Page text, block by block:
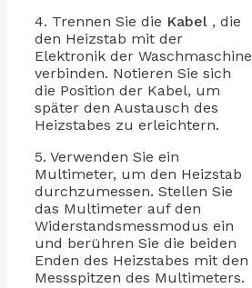
4. Trennen Sie die Kabel , die
den Heizstab mit der
Elektronik der Waschmaschine
verbinden. Notieren Sie sich
die Position der Kabel, um
später den Austausch des
Heizstabes zu erleichtern.
5. Verwenden Sie ein
Multimeter, um den Heizstab
durchzumessen. Stellen Sie
das Multimeter auf den
Widerstandsmessmodus ein
und berühren Sie die beiden
Enden des Heizstabes mit den
Messspitzen des Multimeters.